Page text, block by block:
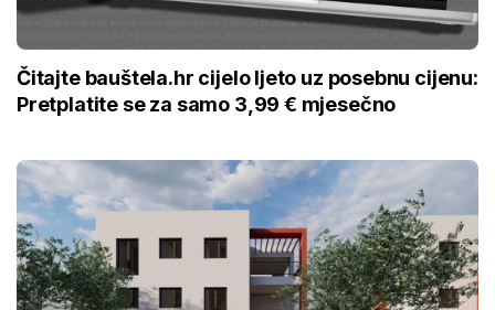
Čitajte bauštela.hr cijelo ljeto uz posebnu cijenu:
Pretplatite se za samo 3,99 € mjesečno